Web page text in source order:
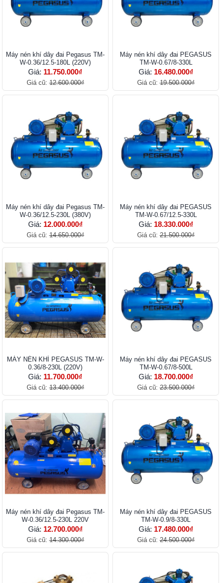
Máy nén khí dây đai Pegasus TM-
W-0.36/12.5-180L (220V)
Giá: 11.750.000₫
Giá cũ:12.600.000₫
Máy nén khí dây đai PEGASUS
TM-W-0.67/8-330L
Giá: 16.480.000₫
Giá cũ:19.500.000₫
Máy nén khí dây đai Pegasus TM-
W-0.36/12.5-230L (380V)
Giá: 12.000.000₫
Giá cũ:14.650.000₫
Máy nén khí dây đai PEGASUS
TM-W-0.67/12.5-330L
Giá: 18.330.000₫
Giá cũ:21.500.000₫
MÁY NÉN KHÍ PEGASUS TM-W-
0.36/8-230L (220V)
Giá: 11.700.000₫
Giá cũ:13.400.000₫
Máy nén khí dây đai PEGASUS
TM-W-0.67/8-500L
Giá: 18.700.000₫
Giá cũ:23.500.000₫
Máy nén khí dây đai Pegasus TM-
W-0.36/12.5-230L 220V
Giá: 12.700.000₫
Giá cũ:14.300.000₫
Máy nén khí dây đai PEGASUS
TM-W-0.9/8-330L
Giá: 17.480.000₫
Giá cũ:24.500.000₫